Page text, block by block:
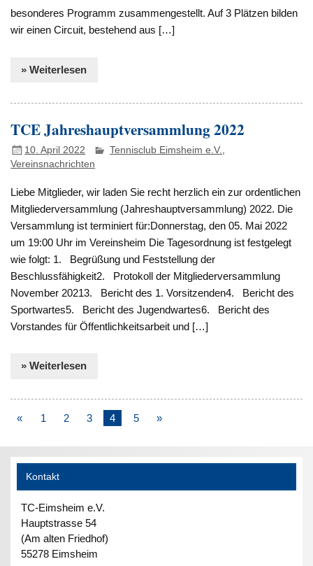
besonderes Programm zusammengestellt. Auf 3 Plätzen bilden
wir einen Circuit, bestehend aus […]
» Weiterlesen
TCE Jahreshauptversammlung 2022
10. April 2022 Tennisclub Eimsheim e.V.
Vereinsnachrichten
Liebe Mitglieder, wir laden Sie recht herzlich ein zur ordentlichen
Mitgliederversammlung (Jahreshauptversammlung) 2022. Die
Versammlung ist terminiert für:Donnerstag, den 05. Mai 2022
um 19:00 Uhr im Vereinsheim Die Tagesordnung ist festgelegt
wie folgt: 1. Begrüßung und Feststellung der
Beschlussfähigkeit2. Protokoll der Mitgliederversammlung
November 20213. Bericht des 1. Vorsitzenden4. Bericht des
Sportwartes5. Bericht des Jugendwartes6. Bericht des
Vorstandes für Öffentlichkeitsarbeit und […]
» Weiterlesen
« 1 2 3 4 5 »
Kontakt
TC-Eimsheim e.V.
Hauptstrasse 54
(Am alten Friedhof)
55278 Eimsheim